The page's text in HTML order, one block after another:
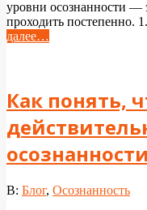
уровни осознанности —
проходить постепенно.
далее…
Как понять,
2025-
В: Блог, Осознанность